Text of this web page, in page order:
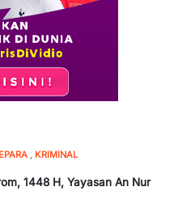
, KRIMINAL
1448 H, Yayasan An Nur